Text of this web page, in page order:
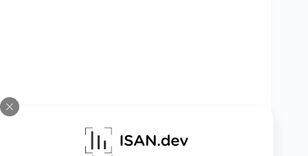
เจาะลึกการใช้มอยส์เจอไรเซอร์ ตัวช่วยเพิ่มความ